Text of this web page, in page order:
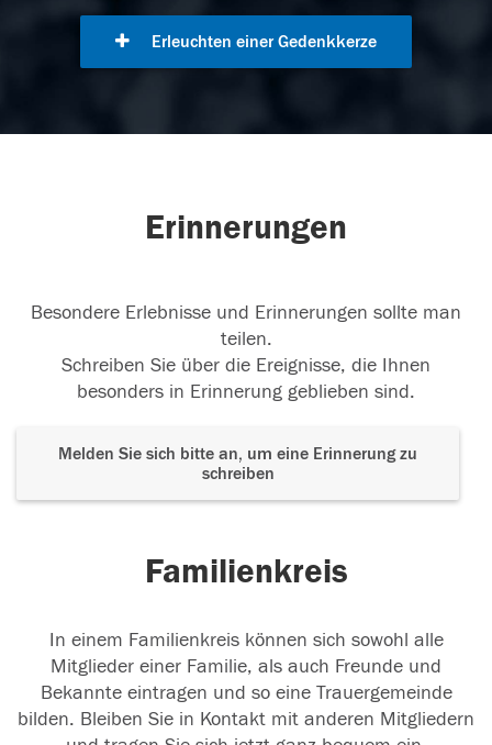
Erleuchten einer Gedenkkerze
Erinnerungen
Besondere Erlebnisse und Erinnerungen sollte man
teilen.
Schreiben Sie über die Ereignisse, die Ihnen
besonders in Erinnerung geblieben sind.
Melden Sie sich bitte an, um eine Erinnerung zu
schreiben
Familienkreis
In einem Familienkreis können sich sowohl alle
Mitglieder einer Familie, als auch Freunde und
Bekannte eintragen und so eine Trauergemeinde
bilden. Bleiben Sie in Kontakt mit anderen Mitgliedern